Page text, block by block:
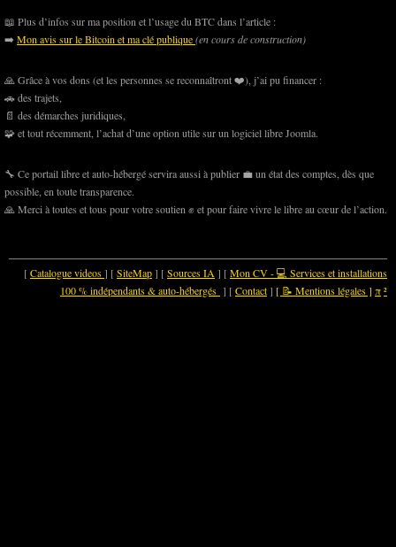
📖 Plus d’infos sur ma position et l’usage du BTC dans l’article :
➡️ Mon avis sur le Bitcoin et ma clé publique(en cours de construction)
🙏 Grâce à vos dons (et les personnes se reconnaîtront ❤️), j’ai pu financer :
🚗 des trajets,
📄 des démarches juridiques,
🧩 et tout récemment, l’achat d’une option utile sur un logiciel libre Joomla.
🔧 Ce portail libre et auto-hébergé servira aussi à publier 💼 un état des comptes, dès que
possible, en toute transparence.
🙏 Merci à toutes et tous pour votre soutien ✊ et pour faire vivre le libre au cœur de l’action.
[Catalogue videos] [SiteMap] [Sources IA ] [Mon CV - 💻 Services et installations
100 % indépendants & auto-hébergés ] [Contact] [ 📝 Mentions légales ] π²